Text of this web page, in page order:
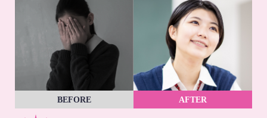
BEFORE AFTER